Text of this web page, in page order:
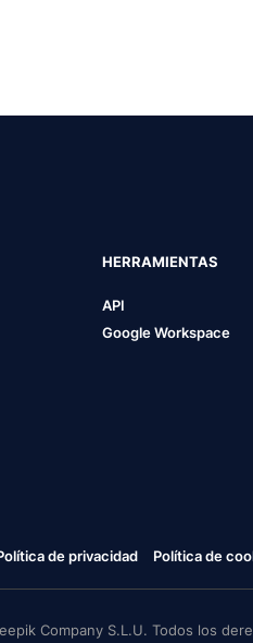
HERRAMIENTAS
API
Google Workspace
de privacidad Política de
Company S.L.U. Todos los